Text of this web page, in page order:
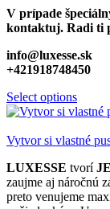
V prípade
kontaktuj. Radi ti
info@luxesse.sk
+421918748450
Select options
Vytvor si vlastné
LUXESSE tvorí
zaujme aj náročnú
preto venujeme